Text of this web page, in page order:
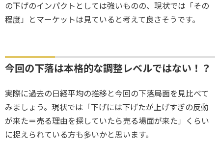
の下げのインパクトとしては強いものの、現状では「その
程度」とマーケットは見ていると考えて良さそうです。
今回の下落は本格的な調整レベルではない！？
実際に過去の日経平均の推移と今回の下落局面を見比べて
みましょう。現状では「下げには下げたが上げすぎの反動
が来た＝売る理由を探していたら売る場面が来た」くらい
に捉えられている方も多いかと思います。